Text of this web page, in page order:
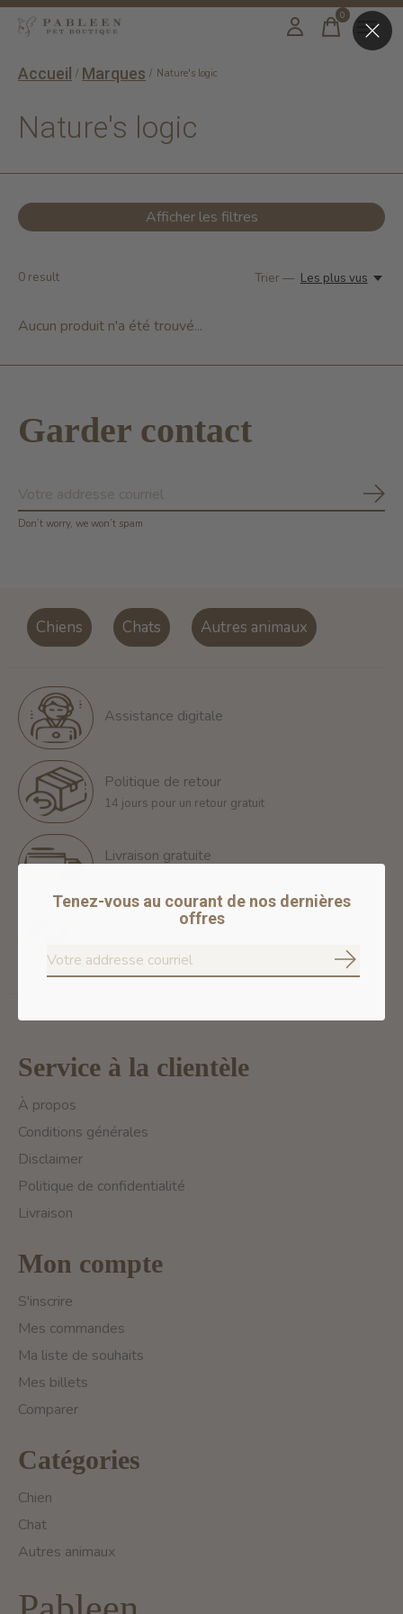
0items
Accueil / Marques / Nature's logic
Nature's logic
Afficher les filtres
0 result Trier — Les plus vus
Aucun produit n'a été trouvé...
Garder contact
Don’t worry, we won’t spam
Chiens Chats Autres animaux
Assistance digitale
Politique de retour
14 jours pour un retour gratuit
Livraison gratuite
Paiements 100% sécurisés
Nous assurons des paiements sécurisés
Service à la clientèle
À propos
Conditions générales
Disclaimer
Politique de confidentialité
Livraison
Mon compte
S'inscrire
Mes commandes
Ma liste de souhaits
Mes billets
Comparer
Catégories
Chien
Chat
Autres animaux
Tenez-vous au courant de nos dernières
offres